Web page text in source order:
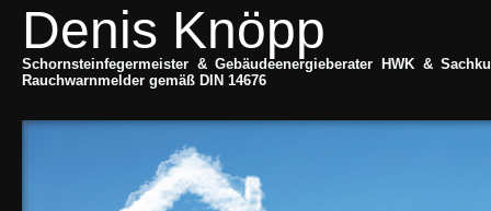
Denis Knöpp
Schornsteinfegermeister & Gebäudeenergieberater HWK &
Rauchwarnmelder gemäß DIN 14676